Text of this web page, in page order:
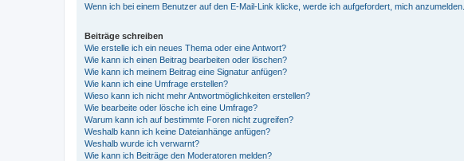
Wenn ich bei einem Benutzer auf den E-Mail-Link klicke, werde ich aufgefordert, mich anzumelden.
Beiträge schreiben
Wie erstelle ich ein neues Thema oder eine Antwort?
Wie kann ich einen Beitrag bearbeiten oder löschen?
Wie kann ich meinem Beitrag eine Signatur anfügen?
Wie kann ich eine Umfrage erstellen?
Wieso kann ich nicht mehr Antwortmöglichkeiten erstellen?
Wie bearbeite oder lösche ich eine Umfrage?
Warum kann ich auf bestimmte Foren nicht zugreifen?
Weshalb kann ich keine Dateianhänge anfügen?
Weshalb wurde ich verwarnt?
Wie kann ich Beiträge den Moderatoren melden?